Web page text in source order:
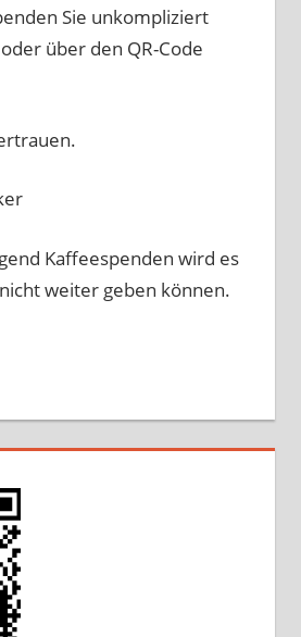
Sie unkompliziert
über den QR-Code
Kaffeespenden wird es
weiter geben können.